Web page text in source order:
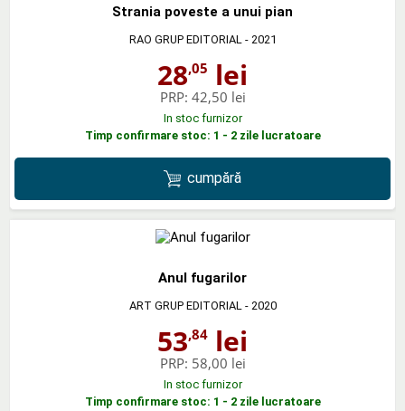
Strania poveste a unui pian
RAO GRUP EDITORIAL - 2021
28,05 lei
PRP: 42,50 lei
In stoc furnizor
Timp confirmare stoc: 1 - 2 zile lucratoare
cumpără
Anul fugarilor
ART GRUP EDITORIAL - 2020
53,84 lei
PRP: 58,00 lei
In stoc furnizor
Timp confirmare stoc: 1 - 2 zile lucratoare